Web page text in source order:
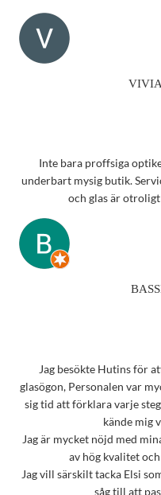
Inte bara proffsiga
underbart mysig butik.
och glas är
Jag besökte Hutins för
glasögon, Personalen var
sig tid att förklara varje
kände mig
Jag är mycket nöjd med
av hög kvalitet
Jag vill särskilt tacka Elsi
såg till att